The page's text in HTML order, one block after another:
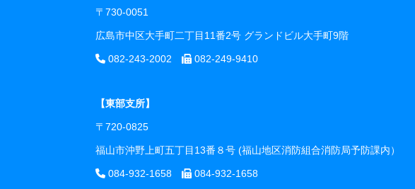
〒730-0051
広島市中区大手町二丁目11番2号 グランドビル大手町9階
082-243-2002 082-249-9410
【東部支所】
〒720-0825
福山市沖野上町五丁目13番８号 (福山地区消防組合消防局予防課内）
084-932-1658 084-932-1658